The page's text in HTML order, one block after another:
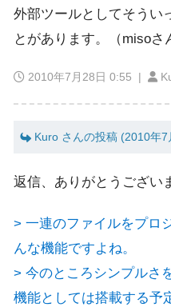
外部ツールとしてそうい
とがあります。（misoさ
2010年7月28日 0:55 |
Kuro さんの投稿 (2010年
返信、ありがとうござい
> 一連のファイルをプロ
んな機能ですよね。
> 今のところシンプルさ
機能としては搭載する予